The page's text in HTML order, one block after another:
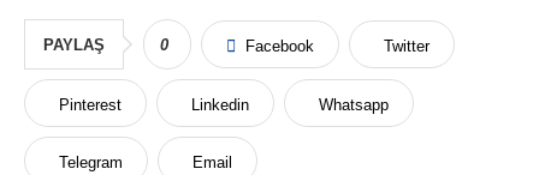
PAYLAŞ 0 Facebook Twitter
Pinterest Linkedin Whatsapp
Telegram Email